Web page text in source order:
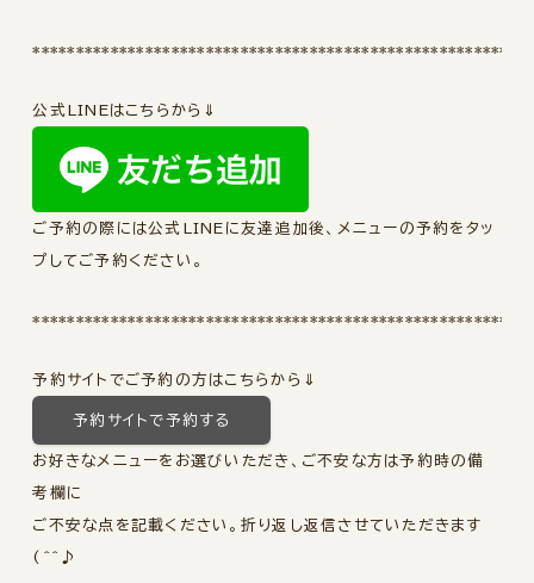
公式LINEはこちらから⇓
ご予約の際には公式LINEに友達追加後、メニューの予約をタッ
プしてご予約ください。
**********************************************************
予約サイトでご予約の方はこちらから⇓
予約サイトで予約する
お好きなメニューをお選びいただき、ご不安な方は予約時の備
考欄に
ご不安な点を記載ください。折り返し返信させていただきます
(^^♪